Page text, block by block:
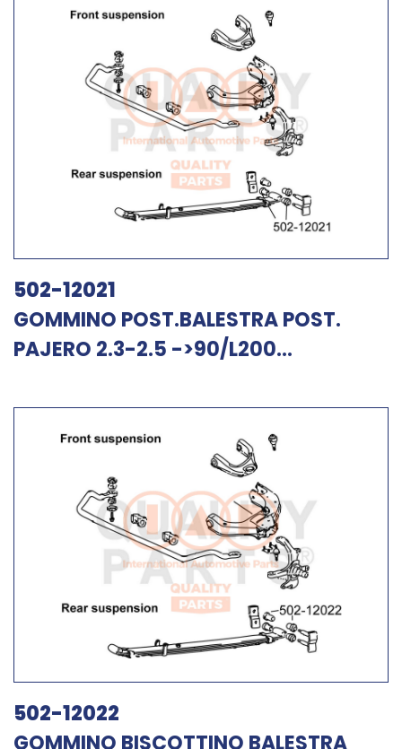
502-12021
GOMMINO POST.BALESTRA POST.
PAJERO 2.3-2.5 ->90/L200...
502-12022
GOMMINO BISCOTTINO BALESTRA